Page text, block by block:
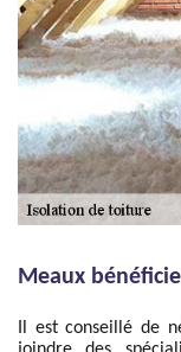
Meaux
Il est conseillé de